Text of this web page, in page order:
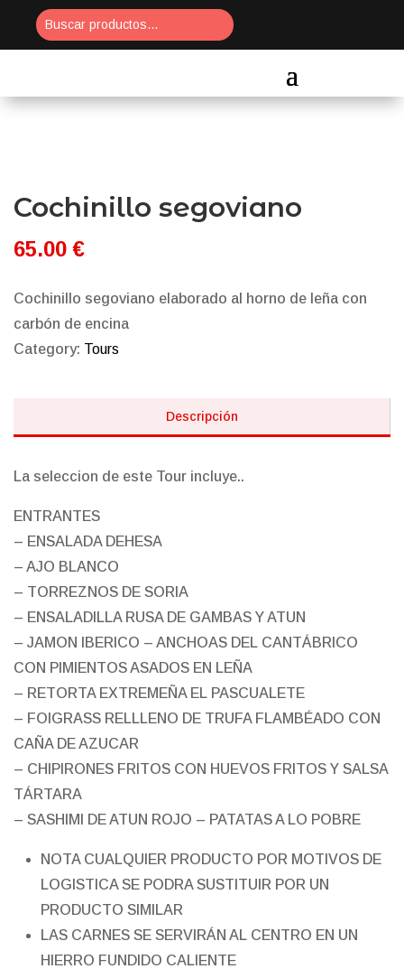
Cochinillo segoviano
65.00€
Cochinillo segoviano elaborado al horno de leña con
carbón de encina
Category: Tours
Descripción
La seleccion de este Tour incluye..
ENTRANTES
– ENSALADA DEHESA
– AJO BLANCO
– TORREZNOS DE SORIA
– ENSALADILLA RUSA DE GAMBAS Y ATUN
– JAMON IBERICO – ANCHOAS DEL CANTÁBRICO
CON PIMIENTOS ASADOS EN LEÑA
– RETORTA EXTREMEÑA EL PASCUALETE
– FOIGRASS RELLLENO DE TRUFA FLAMBÉADO CON
CAÑA DE AZUCAR
– CHIPIRONES FRITOS CON HUEVOS FRITOS Y SALSA
TÁRTARA
– SASHIMI DE ATUN ROJO – PATATAS A LO POBRE
NOTA CUALQUIER PRODUCTO POR MOTIVOS DE
LOGISTICA SE PODRA SUSTITUIR POR UN
PRODUCTO SIMILAR
LAS CARNES SE SERVIRÁN AL CENTRO EN UN
HIERRO FUNDIDO CALIENTE